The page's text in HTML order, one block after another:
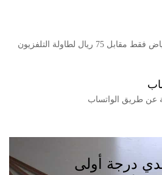
75 ريال لطاولة التلفزيون
عن طريق الواتساب
درجة أولى